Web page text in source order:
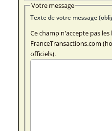
Votre message
Texte de
Ce champ n'accepte pas
FranceTransactions.com
officiels).